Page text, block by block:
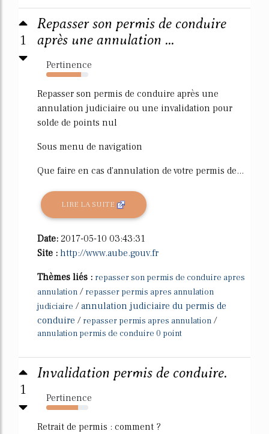
1
Repasser son permis de conduire
après une annulation ...
Pertinence
83%
Repasser son permis de conduire après une
annulation judiciaire ou une invalidation pour
solde de points nul
Sous menu de navigation
Que faire en cas d'annulation de votre permis de...
LIRE LA SUITE
Date: 2017-05-10 03:43:31
Site : http://www.aube.gouv.fr
Thèmes liés : repasser son permis de conduire apres
annulation / repasser permis apres annulation
judiciaire /annulation judiciaire du permis de
conduire / repasser permis apres annulation /
annulation permis de conduire 0 point
1
Invalidation permis de conduire.
Pertinence
75%
Retrait de permis : comment ?